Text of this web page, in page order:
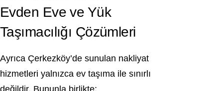
Evden Eve ve Yük
Taşımacılığı Çözümleri
Ayrıca Çerkezköy’de sunulan nakliyat
hizmetleri yalnızca ev taşıma ile sınırlı
değildir. Bununla birlikte: